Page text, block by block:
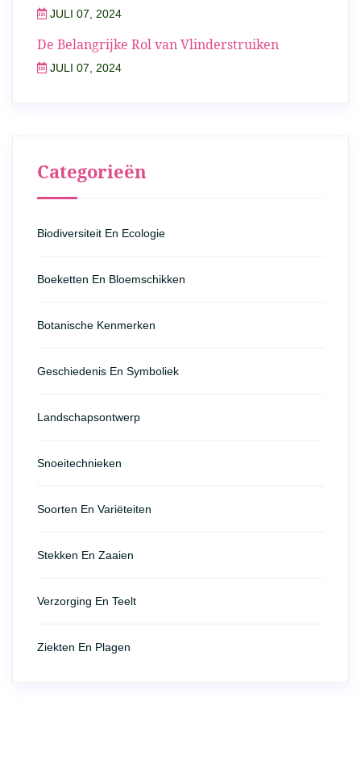
JULI 07, 2024
De Belangrijke Rol van Vlinderstruiken
JULI 07, 2024
Categorieën
Biodiversiteit En Ecologie
Boeketten En Bloemschikken
Botanische Kenmerken
Geschiedenis En Symboliek
Landschapsontwerp
Snoeitechnieken
Soorten En Variëteiten
Stekken En Zaaien
Verzorging En Teelt
Ziekten En Plagen